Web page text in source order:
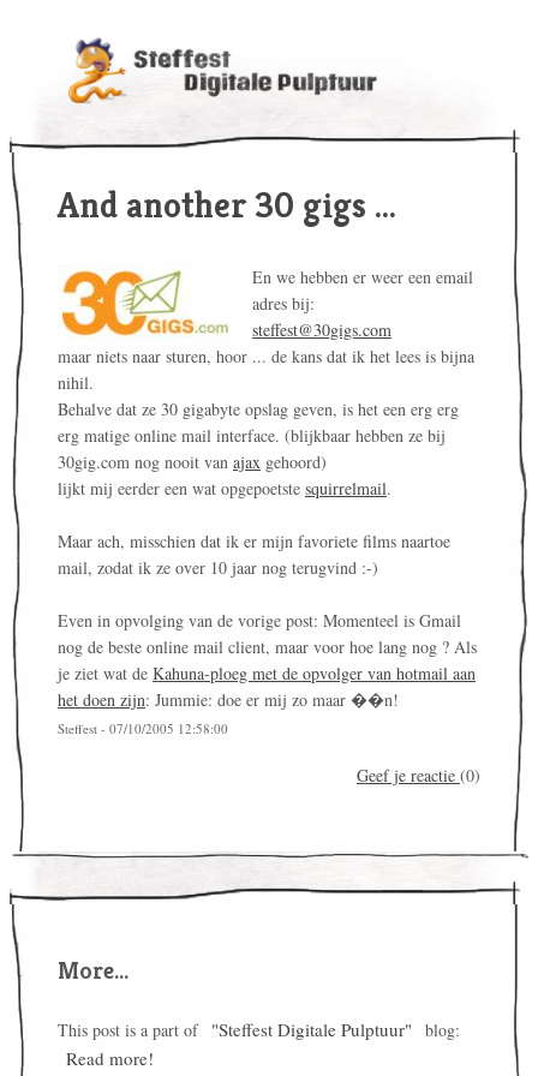
And another 30 gigs ...
En we hebben er weer een email
adres bij:
steffest@30gigs.com
maar niets naar sturen, hoor ... de kans dat ik het lees is bijna
nihil.
Behalve dat ze 30 gigabyte opslag geven, is het een erg erg
erg matige online mail interface. (blijkbaar hebben ze bij
30gig.com nog nooit van ajax gehoord)
lijkt mij eerder een wat opgepoetste squirrelmail.
Maar ach, misschien dat ik er mijn favoriete films naartoe
mail, zodat ik ze over 10 jaar nog terugvind :-)
Even in opvolging van de vorige post: Momenteel is Gmail
nog de beste online mail client, maar voor hoe lang nog ? Als
je ziet wat de Kahuna-ploeg met de opvolger van hotmail aan
het doen zijn: Jummie: doe er mij zo maar ��n!
Steffest - 07/10/2005 12:58:00
Geef je reactie (0)
More...
This post is a part of "Steffest Digitale Pulptuur" blog:
Read more!